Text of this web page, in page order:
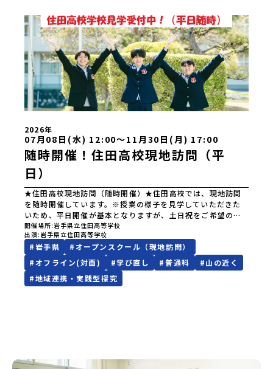
2026年
07月08日(水) 12:00〜11月30日(月) 17:00
随時開催！住田高校現地訪問（平
日）
★住田高校現地訪問（随時開催）★住田高校では、現地訪問
を随時開催しています。※授業の様子を見学していただきた
いため、平日開催が基本となりますが、土日祝をご希望の場
合はご相談下さい。参加申込者には、詳細をメールアドレス
または公式LINEより、お知らせいたします。公式LINE：住田
高校・地域みらい留学（https://lin.ee/uXY1XxL）【現地訪
問流れ 例】≪午前≫１．学校見学２．給食体験≪午後≫
３．下宿先見学４．部活見学・在校生との交流等※ご都合・
ご希望に合わせて、内容は変更可能です
開催場所 岩手県立住田高等学校
出演 岩手県立住田高等学校
#岩手県 #オープンスクール（現地訪問）
#オフライン(対面) #学び直し #普通科 #山の近く
#地域連携・実践型探究